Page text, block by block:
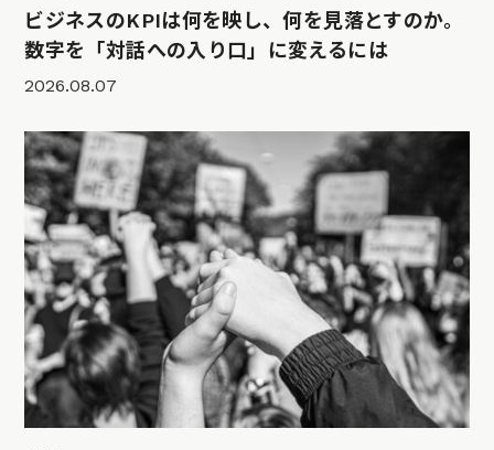
ビジネスのKPIは何を映し、何を見落とすのか。
数字を「対話への入り口」に変えるには
2026.08.07